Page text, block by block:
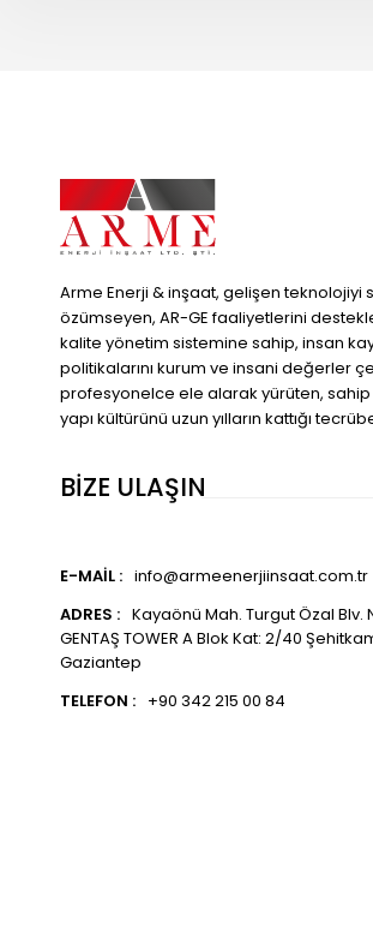
Arme Enerji & inşaat, gelişen teknolojiyi
özümseyen, AR-GE faaliyetlerini
kalite yönetim sistemine sahip, insan
politikalarını kurum ve insani değerler
profesyonelce ele alarak yürüten,
yapı kültürünü uzun yılların kattığı
BİZE ULAŞIN
E-MAIL : info@armeenerjiinsaat.com.tr
ADRES : Kayaönü Mah. Turgut Özal Blv.
GENTAŞ TOWER A Blok Kat: 2/40
Gaziantep
TELEFON : +90 342 215 00 84